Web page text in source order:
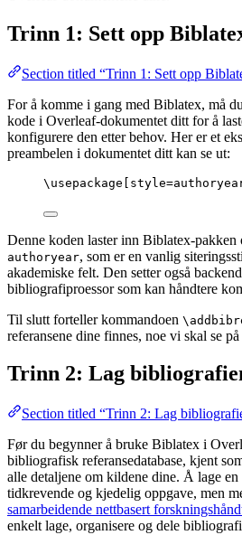
Trinn 1: Sett opp
Section titled “Trinn 1: Sett opp
For å komme i gang med Biblatex, må
kode i Overleaf-dokumentet ditt for å
konfigurere den etter behov. Her er et
preambelen i dokumentet ditt kan se ut:
\usepackage [
Denne koden laster inn Biblatex-pakken
authoryear, som er en vanlig
akademiske felt. Den setter også
bibliografiproessor som kan håndtere
Til slutt forteller kommandoen
referansene dine finnes, noe vi skal se
Trinn 2: Lag
Section titled “Trinn 2: Lag
Før du begynner å bruke Biblatex i
bibliografisk referansedatabase, kjent
alle detaljene om kildene dine. Å lage
tidkrevende og kjedelig oppgave, men
samarbeidende nettbasert
enkelt lage, organisere og dele